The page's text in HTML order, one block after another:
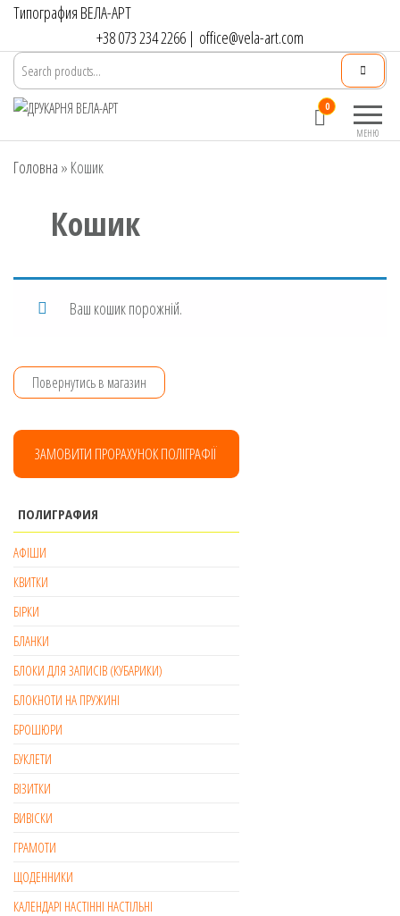
Типография ВЕЛА-АРТ
+38 073 234 2266 | office@vela-art.com
ВЕЛА-АРТ
широкоформатний
МЕНЮ
0
Головна » Кошик
Кошик
Ваш кошик порожній.
Повернутись в магазин
ЗАМОВИТИ ПРОРАХУНОК ПОЛІГРАФІЇ
ПОЛИГРАФИЯ
АФІШИ
КВИТКИ
БІРКИ
БЛАНКИ
БЛОКИ ДЛЯ ЗАПИСІВ (КУБАРИКИ)
БЛОКНОТИ НА ПРУЖИНІ
БРОШЮРИ
БУКЛЕТИ
ВІЗИТКИ
ВИВІСКИ
ГРАМОТИ
ЩОДЕННИКИ
КАЛЕНДАРІ НАСТІННІ НАСТІЛЬНІ